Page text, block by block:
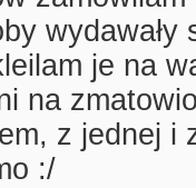
je na
na
z jednej i
:/